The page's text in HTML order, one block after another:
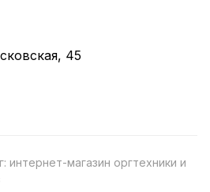
45
интернет-магазин оргтехники и